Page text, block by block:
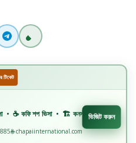
টিকেট
☕ কফি শপ ভিসা • 🏗️ কনস্ট্রাকশন ভিসা • 🏭
🌐 chapaiinternational.com
ভিজিট করুন